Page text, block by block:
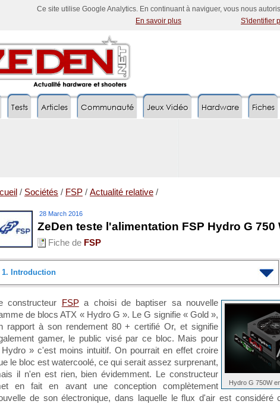
Ce site utilise Google Analytics. En continuant à naviguer, vous nous
En savoir plus
S'identifier
Tests Articles Communauté Jeux Vidéo Hardware Fiches
/ Sociétés / FSP / Actualité relative /
28 March 2016
ZeDen teste l'alimentation FSP Hydro G 750
Fiche de FSP
1. Introduction
Déballage
Installation
Protocole de tests
Résultats
Hydro G 750W
constructeur FSPa choisi de baptiser sa nouvelle
de blocs ATX « Hydro G ». Le G signifie « Gold »,
rapport à son rendement 80 + certifié Or, et signifie
gamer, le public visé par ce bloc. Mais pour
» c'est moins intuitif. On pourrait en effet croire
le bloc est watercoolé, ce qui serait assez surprenant,
il n'en est rien, bien évidemment. Le constructeur
en fait en avant une conception complètement
de son électronique, dans laquelle le flux d'air est considéré